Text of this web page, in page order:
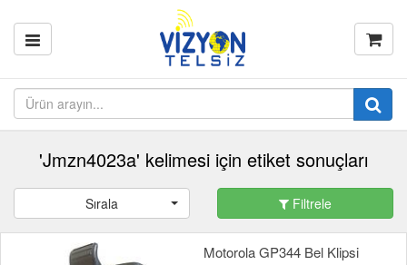
'Jmzn4023a' kelimesi için etiket sonuçları
Sırala Filtrele
Motorola GP344 Bel Klipsi